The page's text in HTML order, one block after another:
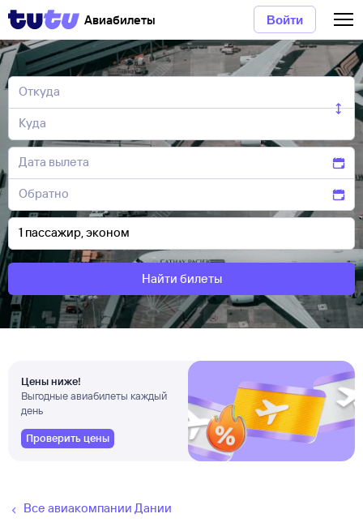
Авиабилеты Войти
Найти билеты
Цены ниже!
Выгодные авиабилеты каждый
день
Проверить цены
Все авиакомпании Дании